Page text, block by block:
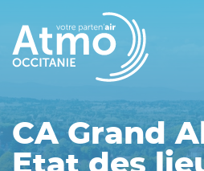
Main
navigation
CA Grand
Panneau de gestion des cookies